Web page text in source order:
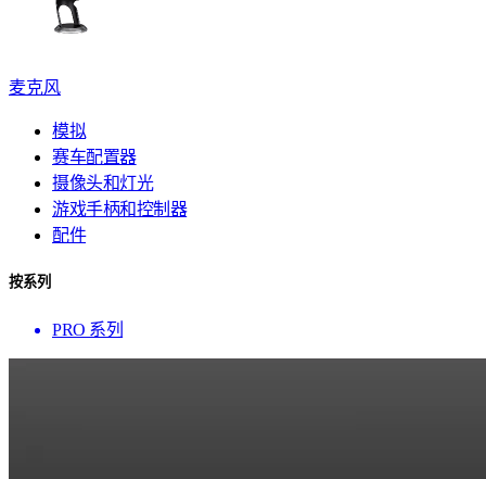
麦克风
模拟
赛车配置器
摄像头和灯光
游戏手柄和控制器
配件
按系列
PRO 系列